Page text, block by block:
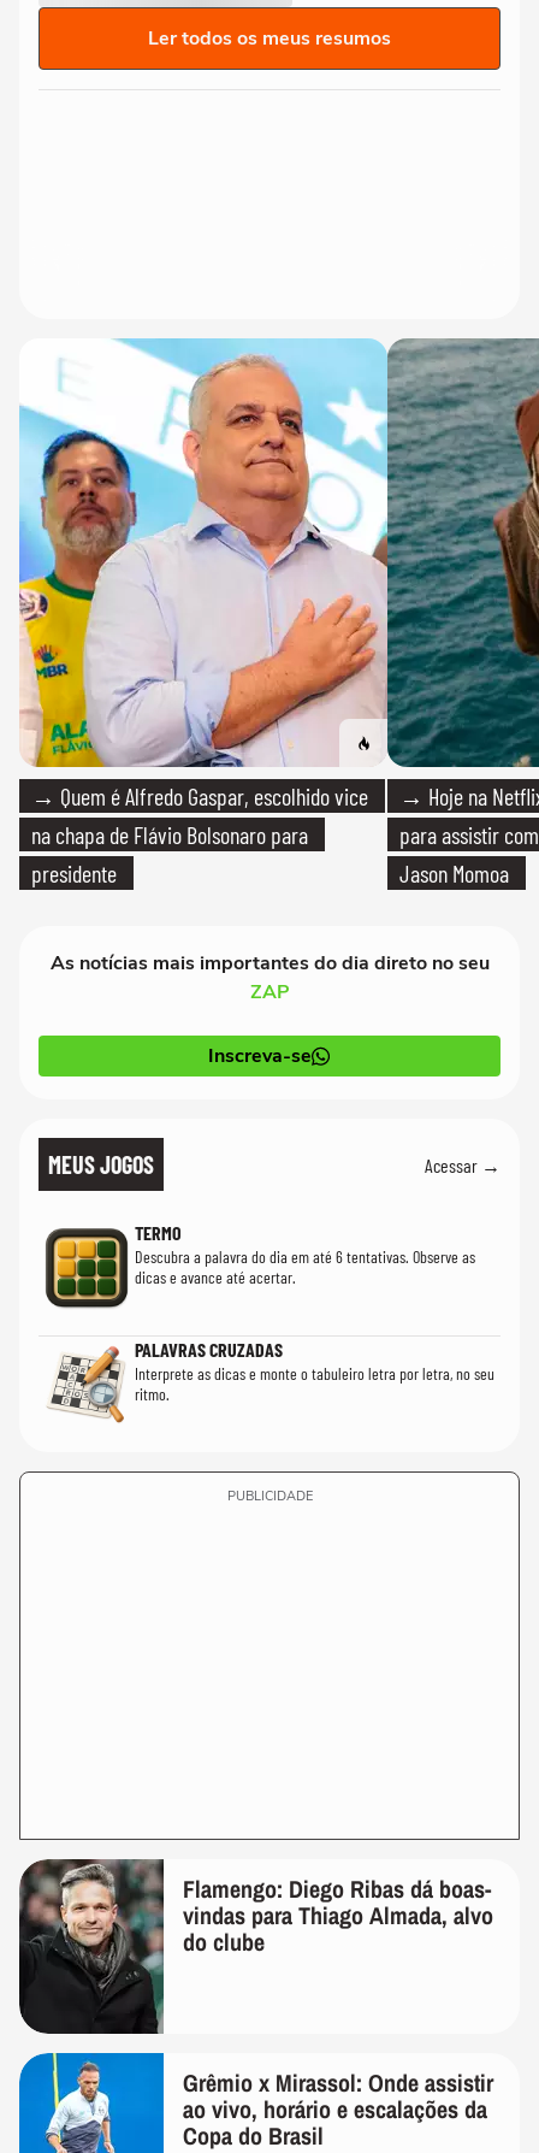
Ler todos os meus resumos
→ Quem é Alfredo Gaspar, escolhido vice
na chapa de Flávio Bolsonaro para
presidente
→ Hoje na
para assistir
Jason Momoa
As notícias mais importantes do dia direto no seu
ZAP
Inscreva-se
MEUS JOGOS Acessar →
TERMO
Descubra a palavra do dia em até 6 tentativas. Observe as
dicas e avance até acertar.
PALAVRAS CRUZADAS
Interprete as dicas e monte o tabuleiro letra por letra, no seu
ritmo.
PUBLICIDADE
Flamengo: Diego Ribas dá boas-
vindas para Thiago Almada, alvo
do clube
Grêmio x Mirassol: Onde assistir
ao vivo, horário e escalações da
Copa do Brasil